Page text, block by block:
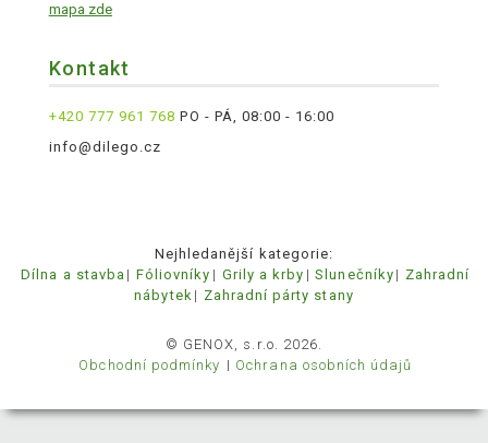
mapa zde
Kontakt
+420 777 961 768 PO - PÁ, 08:00 - 16:00
info@dilego.cz
Nejhledanější kategorie:
Dílna a stavba
Fóliovníky Grily a krby Slunečníky
Zahradní
nábytek
Zahradní párty stany
© GENOX, s.r.o. 2026.
Obchodní podmínky
Ochrana osobních údajů